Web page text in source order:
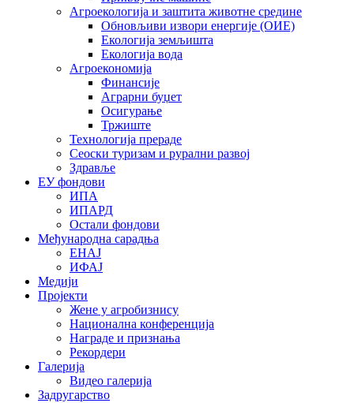
Агроекологија и заштита животне средине
Обновљиви извори енергије (ОИЕ)
Екологија земљишта
Екологија вода
Агроекономија
Финансије
Аграрни буџет
Осигурање
Тржиште
Технологија прераде
Сеоски туризам и рурални развој
Здравље
ЕУ фондови
ИПА
ИПАРД
Остали фондови
Међународна сарадња
ЕНАЈ
ИФАЈ
Медији
Пројекти
Жене у агробизнису
Национална конференција
Награде и признања
Рекордери
Галерија
Видео галерија
Задругарство